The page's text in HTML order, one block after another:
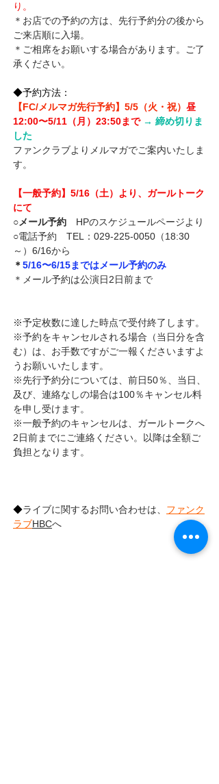
り。
＊お店での予約の方は、先行予約分の後から
ご来店順に入場。
＊ご相席をお願いする場合があります。ご了
承ください。
◆予約方法：
【FC/メルマガ先行予約】5/5（火・祝） 昼
12:00〜5/11（月）23:50まで → 締め切りま
した
ファンクラブよりメルマガでご案内いたしま
す。
【一般予約】5/16（土）より、ガールトーク
にて
○メール予約 HPのスケジュールページより
○電話予約　TEL：029-225-0050（18:30
～）6/16から
＊5/16〜6/15まではメール予約のみ
＊メール予約は公演日2日前まで
※予定枚数に達した時点で受付終了します。
※予約をキャンセルされる場合（当日分を含
む）は、お手数ですがご一報くださいますよ
うお願いいたします。
※先行予約分については、前日50％、当日、
及び、連絡なしの場合は100％キャンセル料
を申し受けます。
※一般予約のキャンセルは、ガールトークへ
2日前までにご連絡ください。以降は全額ご
負担となります。
◆ライブに関するお問い合わせは、 ファンク
ラブHBCへ